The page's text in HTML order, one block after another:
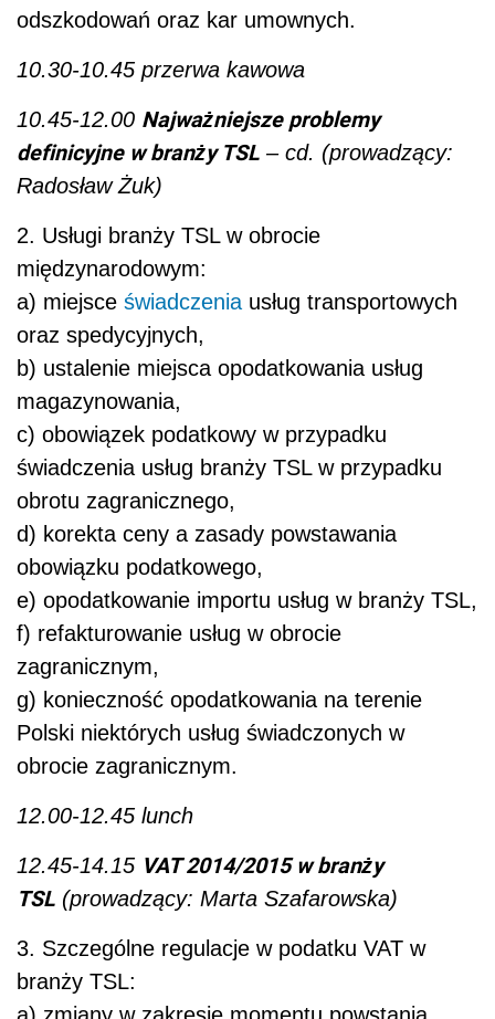
odszkodowań oraz kar umownych.
10.30-10.45 przerwa kawowa
10.45-12.00 Najważniejsze problemy
definicyjne w branży TSL – cd. (prowadzący:
Radosław Żuk)
2. Usługi branży TSL w obrocie
międzynarodowym:
a) miejsce świadczenia usług transportowych
oraz spedycyjnych,
b) ustalenie miejsca opodatkowania usług
magazynowania,
c) obowiązek podatkowy w przypadku
świadczenia usług branży TSL w przypadku
obrotu zagranicznego,
d) korekta ceny a zasady powstawania
obowiązku podatkowego,
e) opodatkowanie importu usług w branży TSL,
f) refakturowanie usług w obrocie
zagranicznym,
g) konieczność opodatkowania na terenie
Polski niektórych usług świadczonych w
obrocie zagranicznym.
12.00-12.45 lunch
12.45-14.15 VAT 2014/2015 w branży
TSL (prowadzący: Marta Szafarowska)
3. Szczególne regulacje w podatku VAT w
branży TSL: